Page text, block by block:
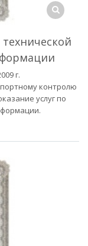
г.
контролю
услуг по